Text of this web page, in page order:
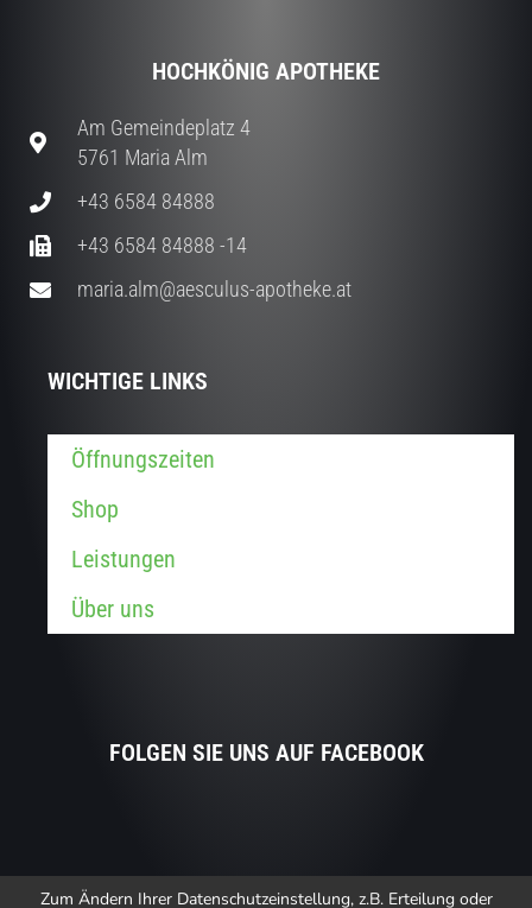
HOCHKÖNIG APOTHEKE
Am Gemeindeplatz 4
5761 Maria Alm
+43 6584 84888
+43 6584 84888 -14
maria.alm@aesculus-apotheke.at
WICHTIGE LINKS
Öffnungszeiten
Shop
Leistungen
Über uns
FOLGEN SIE UNS AUF FACEBOOK
Zum Ändern Ihrer Datenschutzeinstellung, z.B. Erteilung oder